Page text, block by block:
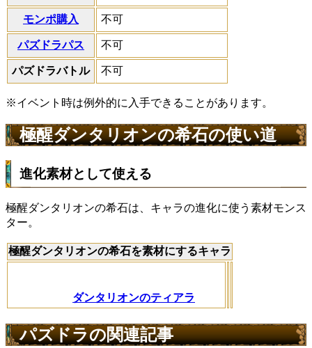
モンポ購入 不可
パズドラパス 不可
パズドラバトル 不可
※イベント時は例外的に入手できることがあります。
極醒ダンタリオンの希石の使い道
進化素材として使える
極醒ダンタリオンの希石は、キャラの進化に使う素材モンス
ター。
極醒ダンタリオンの希石を素材にするキャラ
ダンタリオンのティアラ
パズドラの関連記事